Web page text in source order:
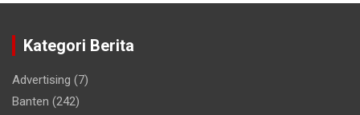
Kategori Berita
Advertising (7)
Banten (242)